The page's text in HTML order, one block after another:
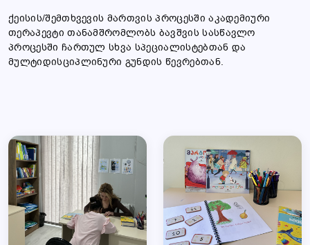
ქეისის/შემთხვევის მართვის პროცესში აკადემიური
თერაპევტი თანამშრომლობს ბავშვის სასწავლო
პროცესში ჩართულ სხვა სპეციალისტებთან და
მულტიდისციპლინური გუნდის წევრებთან.